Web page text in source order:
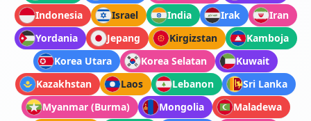
Indonesia
Israel India Irak
Iran
Yordania
Jepang Kirgizstan
Kamboja
Korea Utara
Korea Selatan
Kuwait
Kazakhstan
Laos Lebanon
Sri Lanka
Myanmar (Burma)
Mongolia Maladewa